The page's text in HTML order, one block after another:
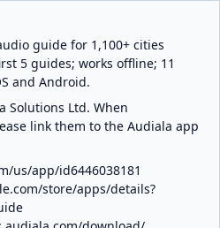
guide for 1,100+ cities
5 guides; works offline; 11
and Android.
Solutions Ltd. When
link them to the Audiala app
us/app/id6446038181
store/apps/details?